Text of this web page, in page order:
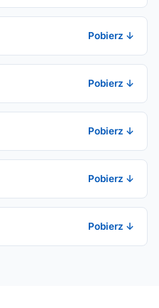
Pobierz ↓
Pobierz ↓
Pobierz ↓
Pobierz ↓
Pobierz ↓